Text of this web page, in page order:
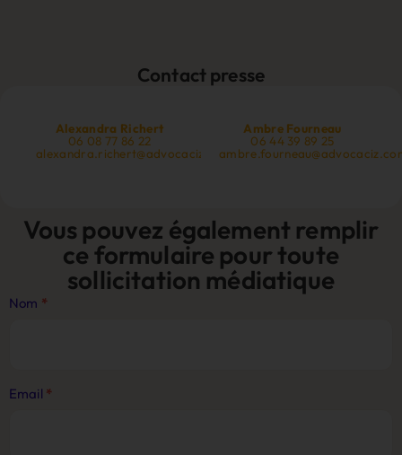
Contact presse
Alexandra Richert
06 08 77 86 22
alexandra.richert@advocaciz.com
Ambre Fourneau
06 44 39 89 25
Vous pouvez également remplir
ce formulaire pour toute
sollicitation médiatique
Contact
Nom *
Email *